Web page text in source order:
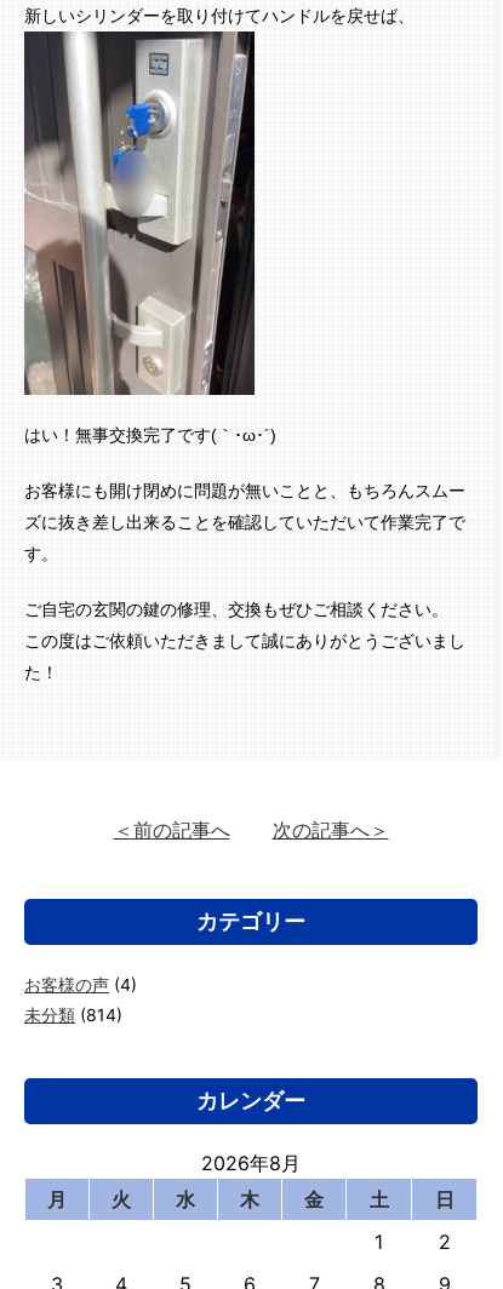
新しいシリンダーを取り付けてハンドルを戻せば、
はい！無事交換完了です(｀･ω･´)ゞ
お客様にも開け閉めに問題が無いことと、もちろんスムー
ズに抜き差し出来ることを確認していただいて作業完了で
す。
ご自宅の玄関の鍵の修理、交換もぜひご相談ください。
この度はご依頼いただきまして誠にありがとうございまし
た！
＜前の記事へ 次の記事へ＞
カテゴリー
お客様の声 (4)
未分類 (814)
カレンダー
2026年8月
月
火 水 木 金 土
日
1
2
3
4 5 6 7 8 9